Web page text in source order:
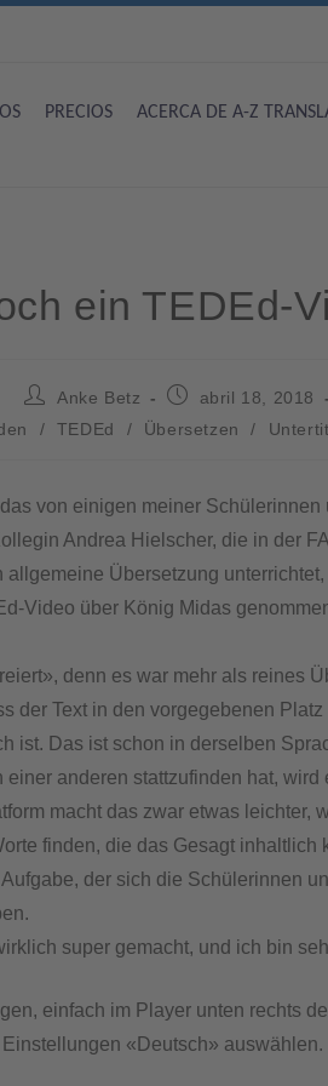
PRECIOS ACERCA DE A-Z
ein TEDEd-
Anke Betz
abril 18, 2018
/ TEDEd / Übersetzen /
von einigen meiner Schülerinnen
Andrea Hielscher, die in der
allgemeine Übersetzung
Video über König Midas
denn es war mehr als reines
der Text in den vorgegebenen
ist. Das ist schon in derselben
einer anderen stattzufinden hat, wird
macht das zwar etwas leichter,
finden, die das Gesagt inhaltlich
der sich die Schülerinnen
super gemacht, und ich bin
einfach im Player unten rechts
«Deutsch» auswählen.